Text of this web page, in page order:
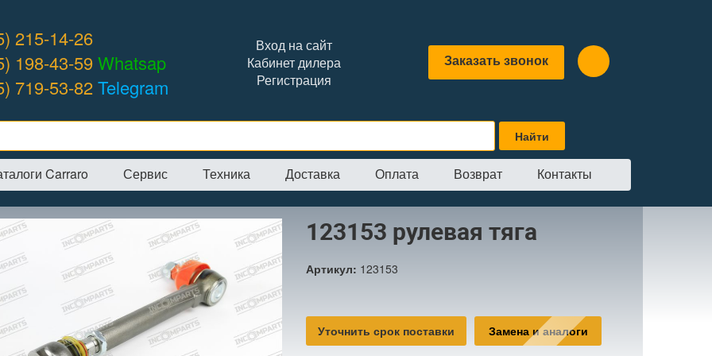
215-14-26
198-43-59Whatsap
719-53-82Telegram
Вход на сайт
Кабинет дилера
Регистрация
Заказать звонок
Carraro Сервис Техника Доставка Оплата Возврат Контакты
→Интернет-магазин →CARRARO Рулевые тяги 123153 рулевая тяга
123153 рулевая тяга
Артикул: 123153
Уточнить срок поставки Замена и аналоги